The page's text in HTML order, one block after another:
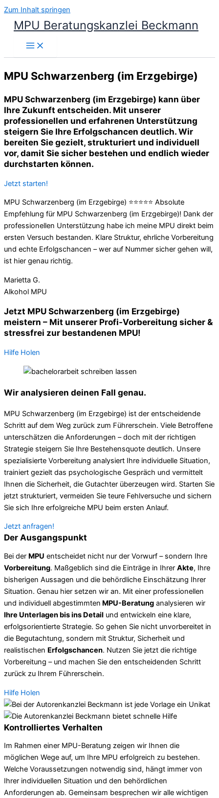
Zum Inhalt springen
MPU Beratungskanzlei Beckmann
MPU Schwarzenberg (im Erzgebirge)
MPU Schwarzenberg (im Erzgebirge) kann über
Ihre Zukunft entscheiden. Mit unserer
professionellen und erfahrenen Unterstützung
steigern Sie Ihre Erfolgschancen deutlich. Wir
bereiten Sie gezielt, strukturiert und individuell
vor, damit Sie sicher bestehen und endlich wieder
durchstarten können.
Jetzt starten!
MPU Schwarzenberg (im Erzgebirge) ⭐⭐⭐⭐⭐ Absolute
Empfehlung für MPU Schwarzenberg (im Erzgebirge)! Dank der
professionellen Unterstützung habe ich meine MPU direkt beim
ersten Versuch bestanden. Klare Struktur, ehrliche Vorbereitung
und echte Erfolgschancen – wer auf Nummer sicher gehen will,
ist hier genau richtig.
Marietta G.
Alkohol MPU
Jetzt MPU Schwarzenberg (im Erzgebirge)
meistern – Mit unserer Profi-Vorbereitung sicher &
stressfrei zur bestandenen MPU!
Hilfe Holen
Wir analysieren deinen Fall genau.
MPU Schwarzenberg (im Erzgebirge) ist der entscheidende
Schritt auf dem Weg zurück zum Führerschein. Viele Betroffene
unterschätzen die Anforderungen – doch mit der richtigen
Strategie steigern Sie Ihre Bestehensquote deutlich. Unsere
spezialisierte Vorbereitung analysiert Ihre individuelle Situation,
trainiert gezielt das psychologische Gespräch und vermittelt
Ihnen die Sicherheit, die Gutachter überzeugen wird. Starten Sie
jetzt strukturiert, vermeiden Sie teure Fehlversuche und sichern
Sie sich Ihre erfolgreiche MPU beim ersten Anlauf.
Jetzt anfragen!
Der Ausgangspunkt
Bei der MPU entscheidet nicht nur der Vorwurf – sondern Ihre
Vorbereitung. Maßgeblich sind die Einträge in Ihrer Akte, Ihre
bisherigen Aussagen und die behördliche Einschätzung Ihrer
Situation. Genau hier setzen wir an. Mit einer professionellen
und individuell abgestimmten MPU-Beratung analysieren wir
Ihre Unterlagen bis ins Detail und entwickeln eine klare,
erfolgsorientierte Strategie. So gehen Sie nicht unvorbereitet in
die Begutachtung, sondern mit Struktur, Sicherheit und
realistischen Erfolgschancen. Nutzen Sie jetzt die richtige
Vorbereitung – und machen Sie den entscheidenden Schritt
zurück zu Ihrem Führerschein.
Hilfe Holen
Kontrolliertes Verhalten
Im Rahmen einer MPU-Beratung zeigen wir Ihnen die
möglichen Wege auf, um Ihre MPU erfolgreich zu bestehen.
Welche Voraussetzungen notwendig sind, hängt immer von
Ihrer individuellen Situation und den behördlichen
Anforderungen ab. Gemeinsam besprechen wir alle wichtigen